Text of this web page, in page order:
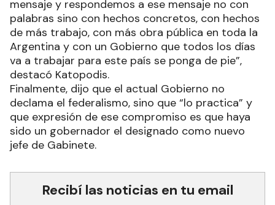
mensaje y respondemos a ese mensaje no con
palabras sino con hechos concretos, con hechos
de más trabajo, con más obra pública en toda la
Argentina y con un Gobierno que todos los días
va a trabajar para este país se ponga de pie”,
destacó Katopodis.
Finalmente, dijo que el actual Gobierno no
declama el federalismo, sino que “lo practica” y
que expresión de ese compromiso es que haya
sido un gobernador el designado como nuevo
jefe de Gabinete.
Recibí las noticias en tu email